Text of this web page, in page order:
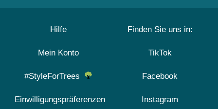
Hilfe
Mein Konto
#StyleForTrees
Einwilligungspräferenzen
Finden Sie uns in:
TikTok
Facebook
Instagram